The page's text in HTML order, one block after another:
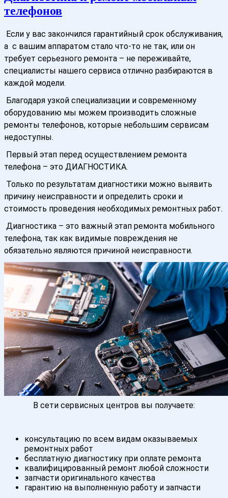
телефонов
Если у вас закончился гарантийный срок обслуживания,
а с вашим аппаратом стало что-то не так, или он
требует серьезного ремонта – не переживайте,
специалисты нашего сервиса отлично разбираются в
каждой модели.
Благодаря узкой специализации и современному
оборудованию мы можем производить сложные
ремонты телефонов, которые небольшим сервисам
недоступны.
Первый этап перед осуществлением ремонта
телефона – это ДИАГНОСТИКА.
Только по результатам диагностики можно выявить
причину неисправности и определить сроки и
стоимость проведения необходимых ремонтных работ.
Диагностика – это важный этап ремонта мобильного
телефона, так как видимые повреждения не
обязательно являются причиной неисправности.
В сети сервисных центров вы получаете:
консультацию по всем видам оказываемых
ремонтных работ
бесплатную диагностику при оплате ремонта
квалифицированный ремонт любой сложности
запчасти оригинального качества
гарантию на выполненную работу и запчасти